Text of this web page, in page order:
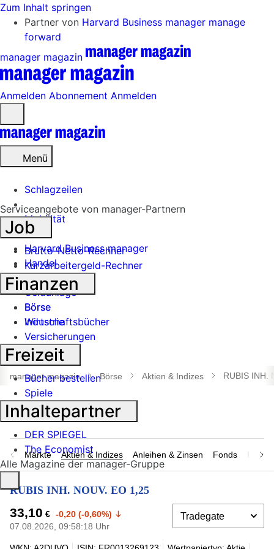
Zum Inhalt springen
Partner von Harvard Business manager manage
forward
manager magazin
Anmelden Abonnement Anmelden
öffnen
Menü
Schlagzeilen
Mobilität
Tech
Harvard Business manager
Handel
Banken
Geldanlage
Börse
Industrie
Suche
öffnen
manager magazin Börse Aktien & Indizes RUBIS INH.
Märkte Aktien & Indizes Anleihen & Zinsen Fonds
RUBIS INH. NOUV. EO 1,25
33,10 € -0,20 (-0,60%)
07.08.2026, 09:58:18 Uhr
Serviceangebote von manager-Partnern
Job
Brutto-Netto-Rechner
Kurzarbeitergeld-Rechner
Finanzen
Börse
Wirtschaftsbücher
Versicherungen
Freizeit
Bücher bestellen
Spiele
Inhaltepartner
DER SPIEGEL
The Economist
Alle Magazine der manager-Gruppe